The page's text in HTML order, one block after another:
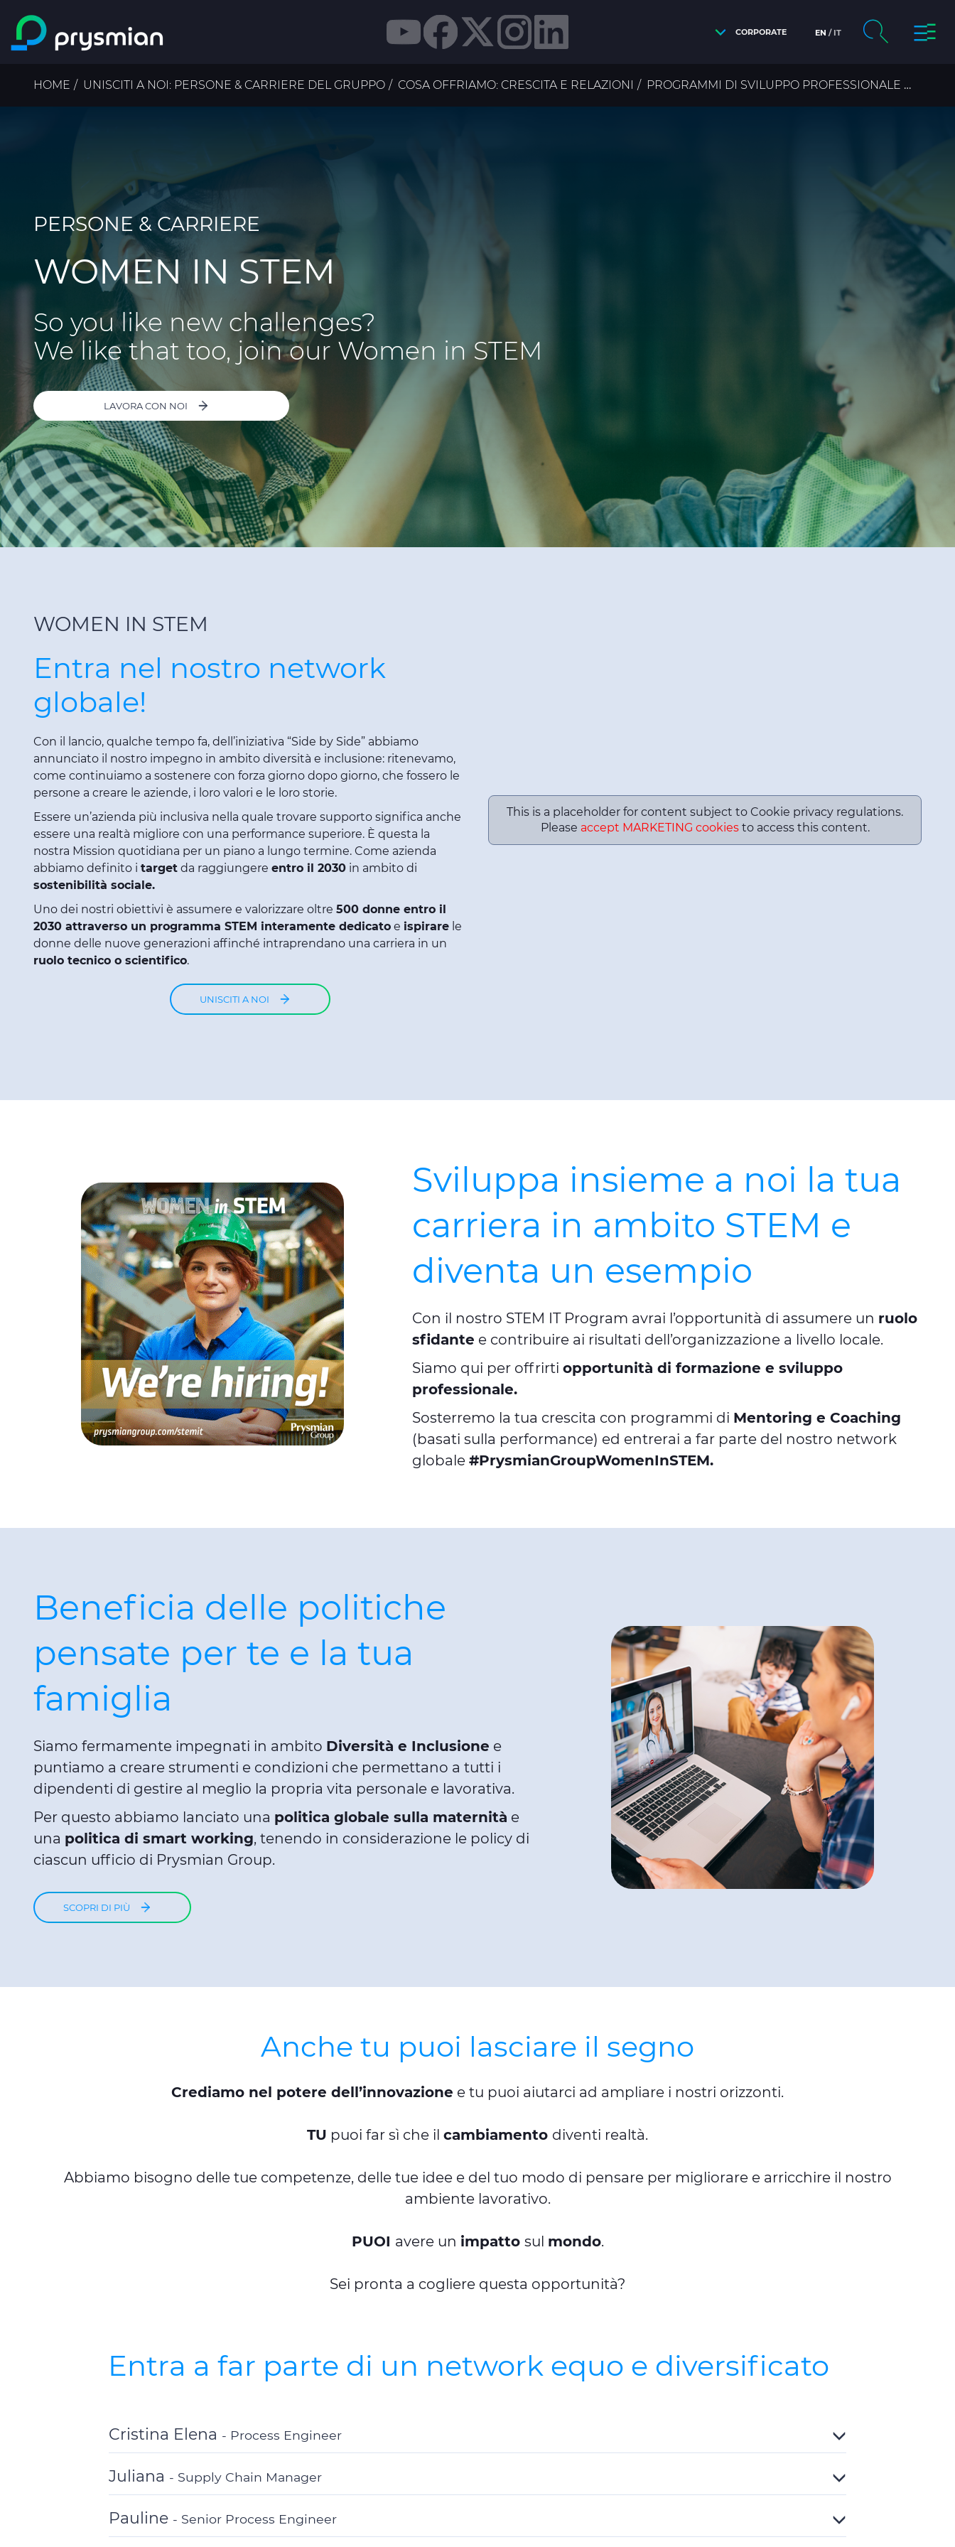
Salta al contenuto
principale
CORPORATE EN IT
Briciole
di
HOME UNISCITI A NOI: PERSONE & CARRIERE DEL GRUPPO COSA OFFRIAMO: CRESCITA E RELAZIONI PROGRAMMI DI SVILUPPO PROFESSIONALE
PERSONE & CARRIERE
WOMEN IN STEM
So you like new challenges?
We like that too, join our Women in STEM
LAVORA CON NOI
This is a placeholder for content subject to Cookie privacy regulations.
Please accept MARKETING cookiesto access this content.
WOMEN IN STEM
Entra nel nostro network
globale!
Con il lancio, qualche tempo fa, dell’iniziativa “Side by Side” abbiamo
annunciato il nostro impegno in ambito diversità e inclusione: ritenevamo,
come continuiamo a sostenere con forza giorno dopo giorno, che fossero le
persone a creare le aziende, i loro valori e le loro storie.
Essere un’azienda più inclusiva nella quale trovare supporto significa anche
essere una realtà migliore con una performance superiore. È questa la
nostra Mission quotidiana per un piano a lungo termine. Come azienda
abbiamo definito i target da raggiungere entro il 2030 in ambito di
sostenibilità sociale.
Uno dei nostri obiettivi è assumere e valorizzare oltre 500 donne entro il
2030 attraverso un programma STEM interamente dedicato e ispirare le
donne delle nuove generazioni affinché intraprendano una carriera in un
ruolo tecnico o scientifico.
UNISCITI A NOI
Sviluppa insieme a noi la tua
carriera in ambito STEM e
diventa un esempio
Con il nostro STEM IT Program avrai l’opportunità di assumere un ruolo
sfidante e contribuire ai risultati dell’organizzazione a livello locale.
Siamo qui per offrirtiopportunità di formazione e sviluppo
professionale.
Sosterremo la tua crescita con programmi di Mentoring e Coaching
(basati sulla performance) ed entrerai a far parte del nostro network
globale#PrysmianGroupWomenInSTEM.
Beneficia delle politiche
pensate per te e la tua
famiglia
Siamo fermamente impegnati in ambito Diversità e Inclusione e
puntiamo a creare strumenti e condizioni che permettano a tutti i
dipendenti di gestire al meglio la propria vita personale e lavorativa.
Per questo abbiamo lanciato una politica globale sulla maternità e
una politica di smart working, tenendo in considerazione le policy di
ciascun ufficio di Prysmian Group.
SCOPRI DI PIÙ
Anche tu puoi lasciare il segno
Crediamo nel potere dell’innovazione e tu puoi aiutarci ad ampliare i nostri orizzonti.
TU puoi far sì che il cambiamento diventi realtà.
Abbiamo bisogno delle tue competenze, delle tue idee e del tuo modo di pensare per migliorare e arricchire il nostro
ambiente lavorativo.
PUOI avere un impatto sul mondo.
Sei pronta a cogliere questa opportunità?
Entra a far parte di un network equo e diversificato
Cristina Elena Process Engineer
Toggle
Details
Juliana Supply Chain Manager
Toggle
Details
Pauline Senior Process Engineer
Toggle